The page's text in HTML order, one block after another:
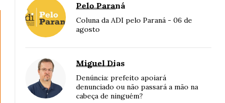
Pelo Paraná
Coluna da ADI pelo Paraná - 06 de
agosto
Miguel Dias
Denúncia: prefeito apoiará
denunciado ou não passará a mão na
cabeça de ninguém?